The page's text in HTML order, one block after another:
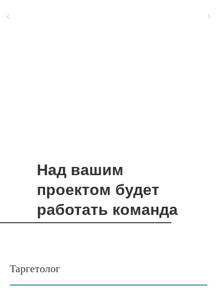
Над вашим
проектом будет
работать команда
Таргетолог